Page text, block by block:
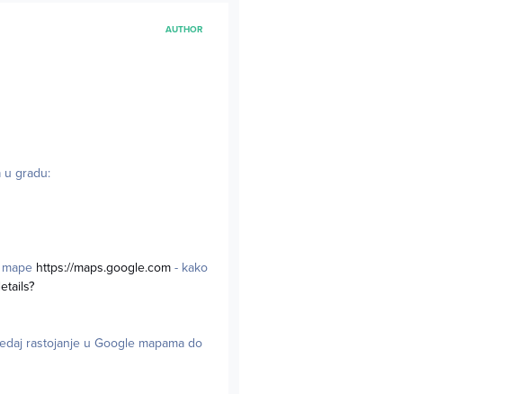
AUTHOR
u gradu:
https://maps.google.com - kako
rastojanje u Google mapama do